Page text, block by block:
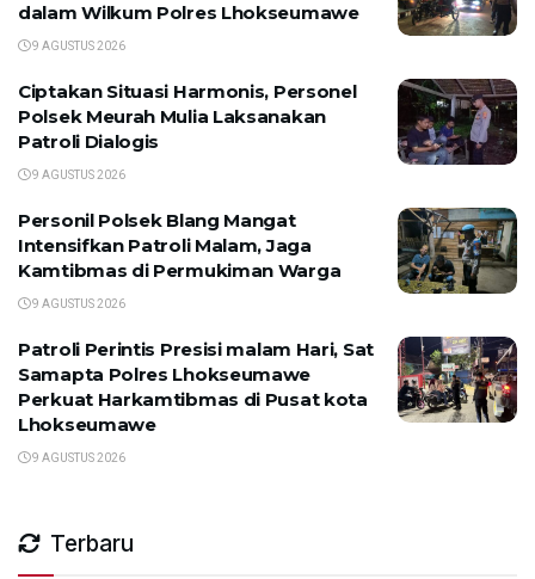
dalam Wilkum Polres Lhokseumawe
9 AGUSTUS 2026
Ciptakan Situasi Harmonis, Personel
Polsek Meurah Mulia Laksanakan
Patroli Dialogis
9 AGUSTUS 2026
Personil Polsek Blang Mangat
Intensifkan Patroli Malam, Jaga
Kamtibmas di Permukiman Warga
9 AGUSTUS 2026
Patroli Perintis Presisi malam Hari, Sat
Samapta Polres Lhokseumawe
Perkuat Harkamtibmas di Pusat kota
Lhokseumawe
9 AGUSTUS 2026
Terbaru